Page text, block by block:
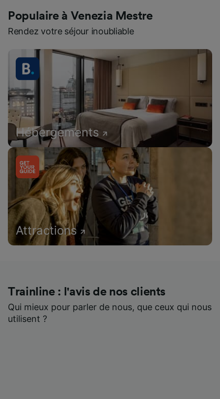
Populaire à Venezia Mestre
Rendez votre séjour inoubliable
Hébergements
Attractions
Trainline : l'avis de nos clients
Qui mieux pour parler de nous, que ceux qui nous
utilisent ?